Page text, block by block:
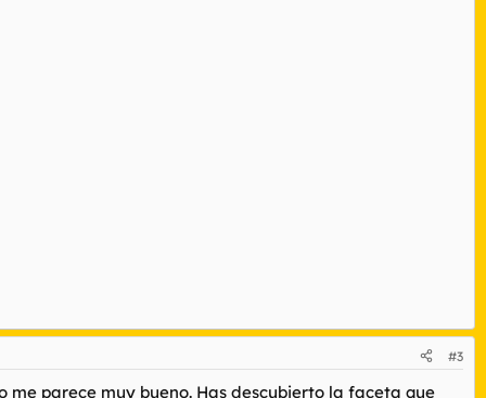
#3
me parece muy bueno. Has descubierto la faceta que